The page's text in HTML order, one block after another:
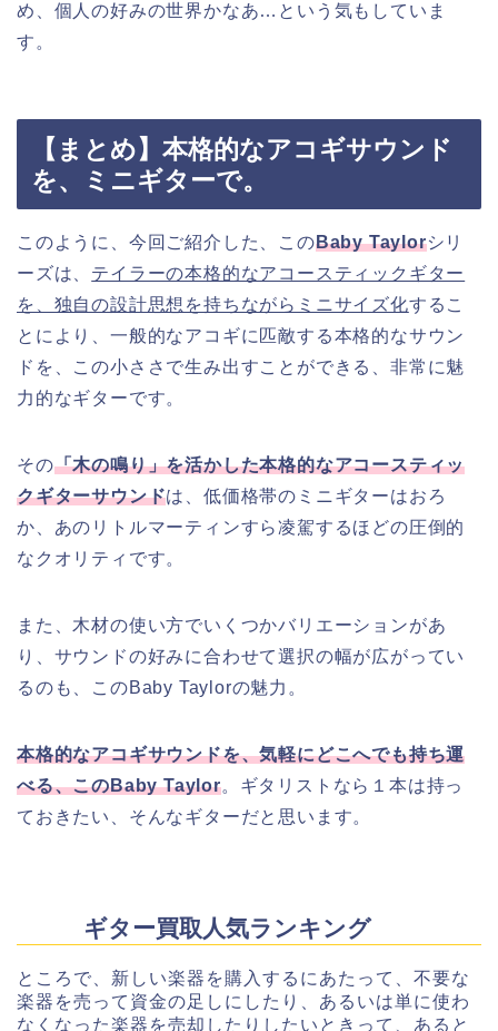
め、個人の好みの世界かなあ…という気もしていま
す。
【まとめ】本格的なアコギサウンド
を、ミニギターで。
このように、今回ご紹介した、このBaby Taylorシリ
ーズは、 テイラーの本格的なアコースティックギター
を、独自の設計思想を持ちながらミニサイズ化するこ
とにより、一般的なアコギに匹敵する本格的なサウン
ドを、この小ささで生み出すことができる、非常に魅
力的なギターです。
その「木の鳴り」を活かした本格的なアコースティッ
クギターサウンドは、低価格帯のミニギターはおろ
か、あのリトルマーティンすら凌駕するほどの圧倒的
なクオリティです。
また、木材の使い方でいくつかバリエーションがあ
り、サウンドの好みに合わせて選択の幅が広がってい
るのも、このBaby Taylorの魅力。
本格的なアコギサウンドを、気軽にどこへでも持ち運
べる、このBaby Taylor。ギタリストなら１本は持っ
ておきたい、そんなギターだと思います。
ギター買取人気ランキング
ところで、新しい楽器を購入するにあたって、不要な
楽器を売って資金の足しにしたり、あるいは単に使わ
なくなった楽器を売却したりしたいときって、あると